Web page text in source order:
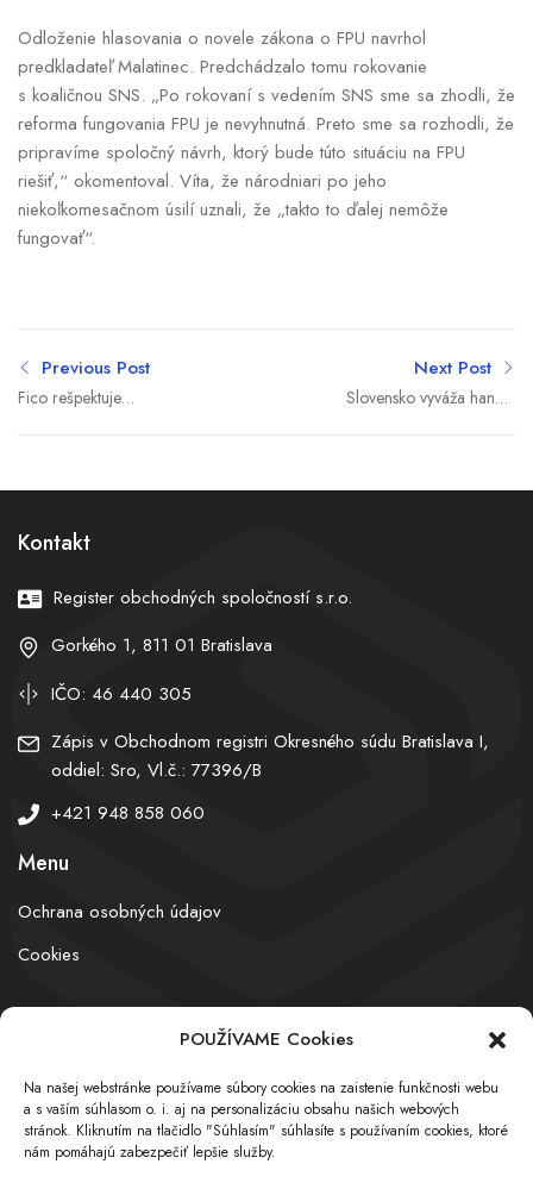
POUŽÍVAME Cookies
Na našej webstránke používame súbory cookies na zaistenie funkčnosti webu
a s vaším súhlasom o. i. aj na personalizáciu obsahu našich webových
stránok. Kliknutím na tlačidlo "Súhlasím" súhlasíte s používaním cookies, ktoré
nám pomáhajú zabezpečiť lepšie služby.
Odloženie hlasovania o novele zákona o FPU navrhol
predkladateľ Malatinec. Predchádzalo tomu rokovanie
s koaličnou SNS. „Po rokovaní s vedením SNS sme sa zhodli, že
reforma fungovania FPU je nevyhnutná. Preto sme sa rozhodli, že
pripravíme spoločný návrh, ktorý bude túto situáciu na FPU
riešiť,“ okomentoval. Víta, že národniari po jeho
niekoľkomesačnom úsilí uznali, že „takto to ďalej nemôže
fungovať“.
Previous Post
Fico rešpektuje
Next Post
Slovensko vyváža hanbu.
Kontakt
Register obchodných spoločností s.r.o.
Gorkého 1, 811 01 Bratislava
IČO: 46 440 305
Zápis v Obchodnom registri Okresného súdu Bratislava I,
oddiel: Sro, Vl.č.: 77396/B
+421 948 858 060
Menu
Ochrana osobných údajov
Cookies